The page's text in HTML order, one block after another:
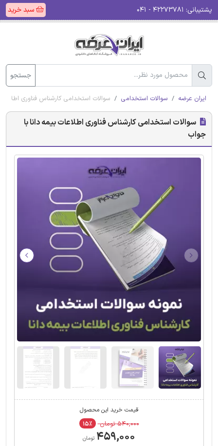
پشتیبانی: سبد خرید
جستجو
ایران عرضه سوالات استخدامی سوالات استخدامی کارشناس فناوری
سوالات استخدامی کارشناس فناوری اطلاعات بیمه دانا با
جواب
قیمت خرید این محصول
۵۴۰,۰۰۰ تومان ۱۵٪
۴۵۹,۰۰۰ تومان